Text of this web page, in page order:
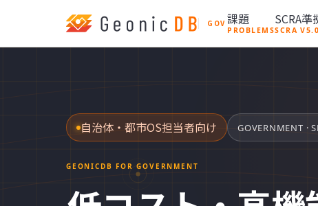
GOV 課題
PROBLEMS
SCRA準
SCRA V5.0
自治体・都市OS担当者向け GOVERNMENT ·
GEONICDB FOR GOVERNMENT